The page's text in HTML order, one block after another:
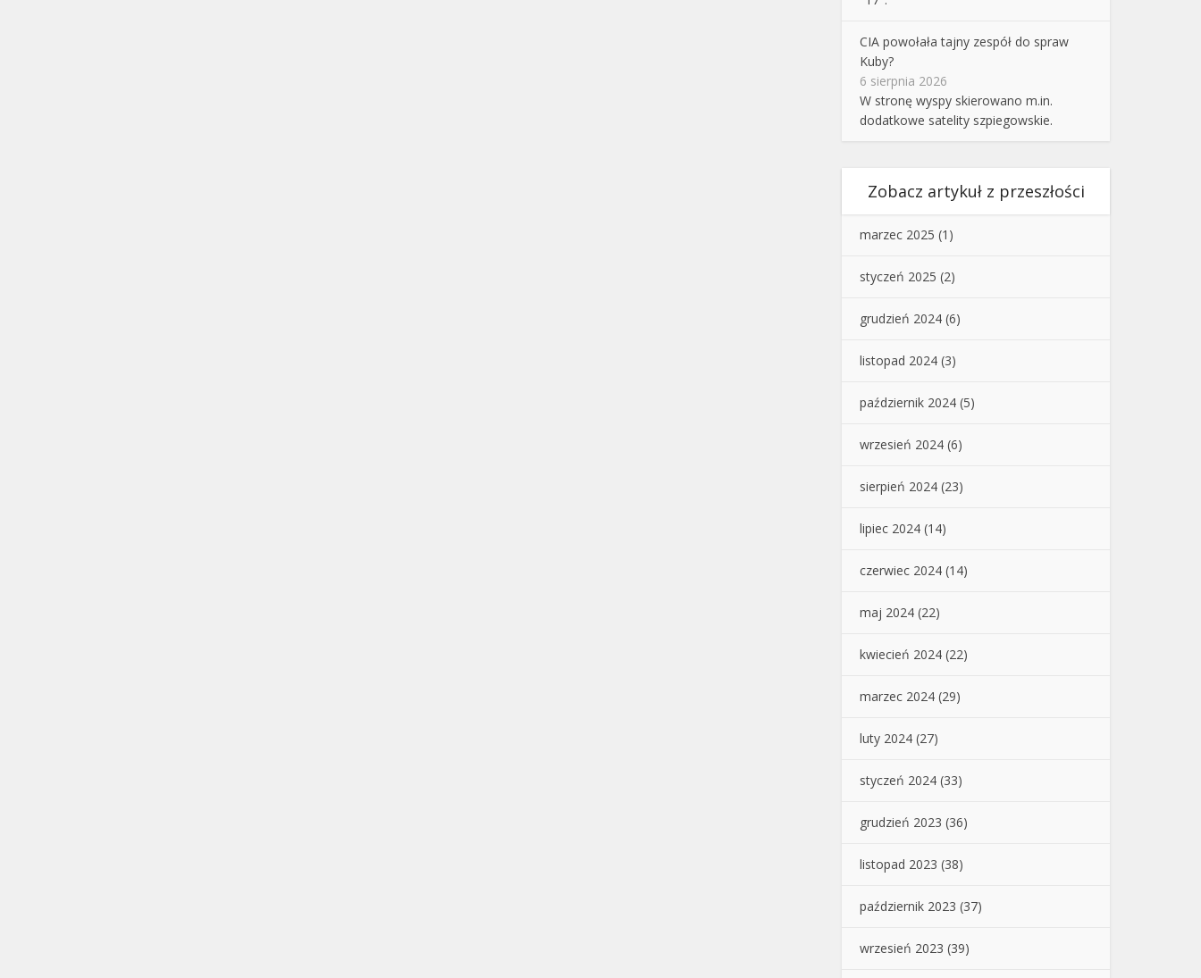
CIA powołała tajny zespół do spraw
Kuby?
6 sierpnia 2026
W stronę wyspy skierowano m.in.
dodatkowe satelity szpiegowskie.
Zobacz artykuł z przeszłości
marzec 2025 (1)
styczeń 2025 (2)
grudzień 2024 (6)
listopad 2024 (3)
październik 2024 (5)
wrzesień 2024 (6)
sierpień 2024 (23)
lipiec 2024 (14)
czerwiec 2024 (14)
maj 2024 (22)
kwiecień 2024 (22)
marzec 2024 (29)
luty 2024 (27)
styczeń 2024 (33)
grudzień 2023 (36)
listopad 2023 (38)
październik 2023 (37)
wrzesień 2023 (39)